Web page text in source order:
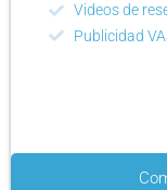
Videos de
Publicidad